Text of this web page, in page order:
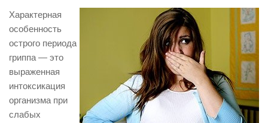
Характерная
особенность
острого периода
гриппа — это
выраженная
интоксикация
организма при
слабых